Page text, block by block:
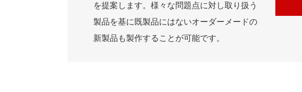
を提案します。様々な問題点に対し取り扱う
製品を基に既製品にはないオーダーメードの
新製品も製作することが可能です。